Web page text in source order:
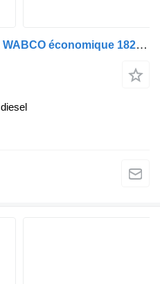
Accumulateur énergétique WABCO économique 1828 (01.98-) A0154207518 pour tracteur routier Mercedes-Benz Econic (1998-2014)
diesel